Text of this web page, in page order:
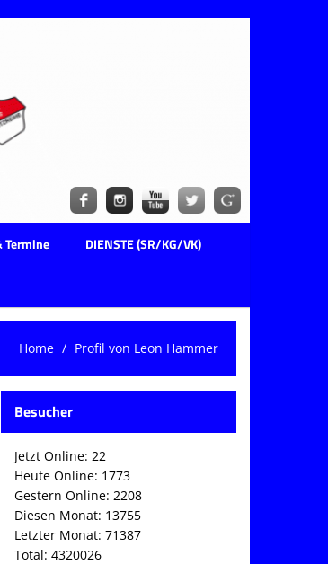
Termine DIENSTE (SR/KG/VK)
Home Profil von Leon Hammer
Besucher
Jetzt Online: 22
Heute Online: 1773
Gestern Online: 2208
Diesen Monat: 13755
Letzter Monat: 71387
Total: 4320026